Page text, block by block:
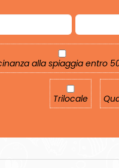
alla spiaggia entro
alla spiaggia entro
Trilocale
Trilocale